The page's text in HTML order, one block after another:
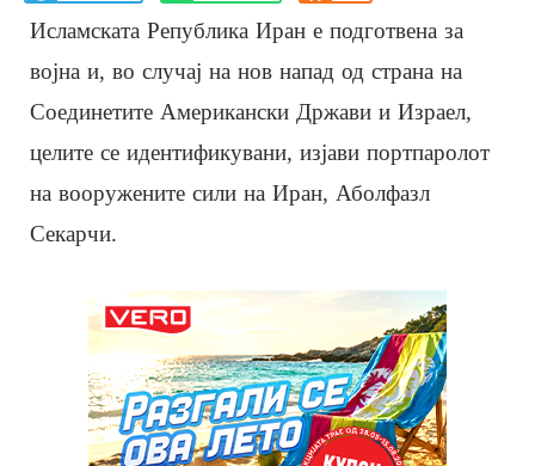
Исламската Република Иран е подготвена за
војна и, во случај на нов напад од страна на
Соединетите Американски Држави и Израел,
целите се идентификувани, изјави портпаролот
на вооружените сили на Иран, Аболфазл
Секарчи.